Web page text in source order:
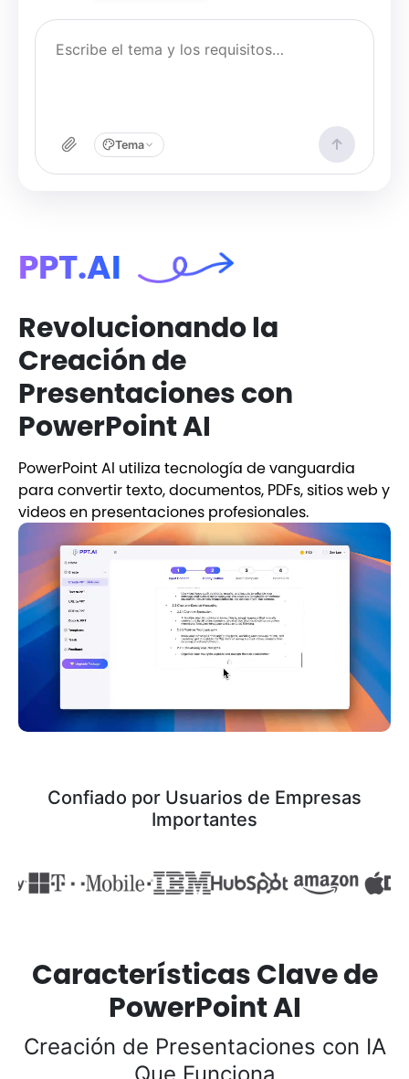
Tema
PPT.AI
Revolucionando la
Creación de
Presentaciones con
PowerPoint AI
PowerPoint AI utiliza tecnología de vanguardia
para convertir texto, documentos, PDFs, sitios web y
videos en presentaciones profesionales.
Confiado por Usuarios de Empresas
Importantes
Características Clave de
PowerPoint AI
Creación de Presentaciones con IA